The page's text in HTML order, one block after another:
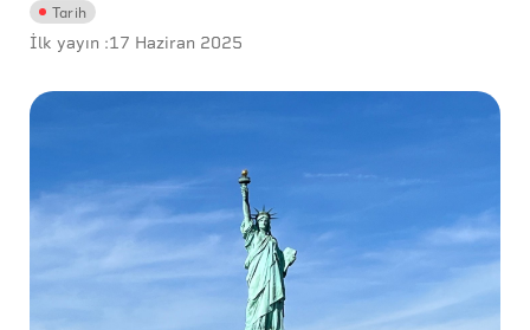
Tarih
İlk yayın :17 Haziran 2025